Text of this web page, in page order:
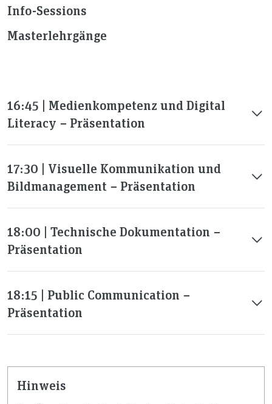
Info-Sessions
Masterlehrgänge
16:45 | Medienkompetenz und Digital
Literacy − Präsentation
17:30 | Visuelle Kommunikation und
Bildmanagement − Präsentation
18:00 | Technische Dokumentation −
Präsentation
18:15 | Public Communication −
Präsentation
Hinweis